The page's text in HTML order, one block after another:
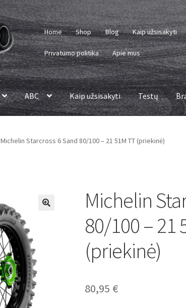
Home Shop Blog Kaip užsisakyti
Privatumo politika Apie mus
ABC Kaip užsisakyti Testų
Michelin Starcross 6 Sand 80/100 – 21 51M TT (priekinė)
Michelin
80/100 – 21
(priekinė)
80,95 €